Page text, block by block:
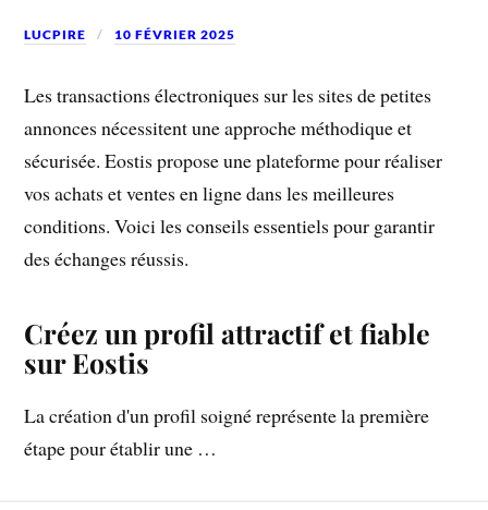
LUCPIRE 10 FÉVRIER 2025
Les transactions électroniques sur les sites de petites
annonces nécessitent une approche méthodique et
sécurisée. Eostis propose une plateforme pour réaliser
vos achats et ventes en ligne dans les meilleures
conditions. Voici les conseils essentiels pour garantir
des échanges réussis.
Créez un profil attractif et fiable
sur Eostis
La création d'un profil soigné représente la première
étape pour établir une …